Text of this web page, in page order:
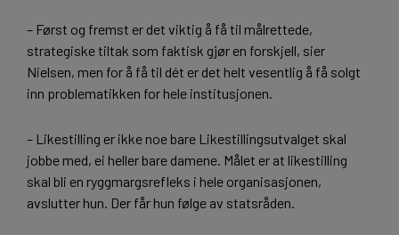
– Først og fremst er det viktig å få til målrettede,
strategiske tiltak som faktisk gjør en forskjell, sier
Nielsen, men for å få til dét er det helt vesentlig å få solgt
inn problematikken for hele institusjonen.
– Likestilling er ikke noe bare Likestillingsutvalget skal
jobbe med, ei heller bare damene. Målet er at likestilling
skal bli en ryggmargsrefleks i hele organisasjonen,
avslutter hun. Der får hun følge av statsråden.